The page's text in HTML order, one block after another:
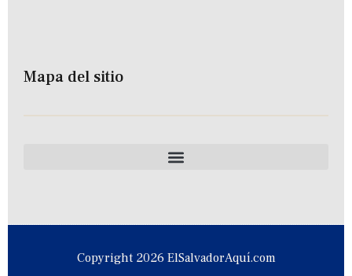
Mapa del sitio
Copyright 2026 ElSalvadorAquí.com